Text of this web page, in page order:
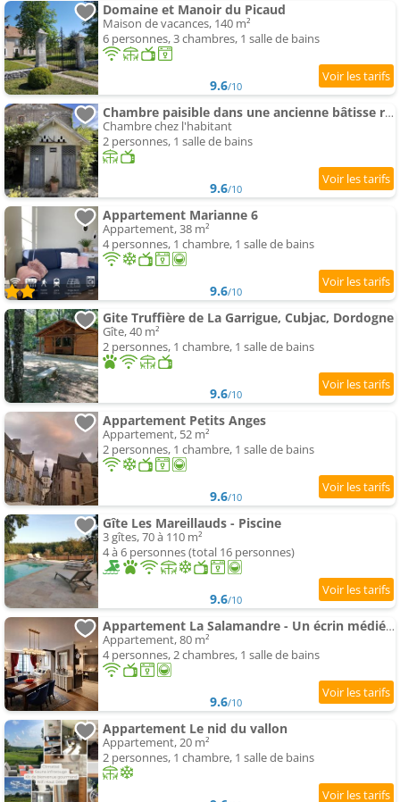
Domaine et Manoir du Picaud
Maison de vacances, 140 m²
6 personnes, 3 chambres, 1 salle de bains
9.6/10
Chambre paisible dans une ancienne bâtisse rénovée
Chambre chez l'habitant
2 personnes, 1 salle de bains
9.6/10
Appartement Marianne 6
Appartement, 38 m²
4 personnes, 1 chambre, 1 salle de bains
9.6/10
Gite Truffière de La Garrigue, Cubjac, Dordogne
Gîte, 40 m²
2 personnes, 1 chambre, 1 salle de bains
9.6/10
Appartement Petits Anges
Appartement, 52 m²
2 personnes, 1 chambre, 1 salle de bains
9.6/10
Gîte Les Mareillauds - Piscine
3 gîtes, 70 à 110 m²
4 à 6 personnes (total 16 personnes)
9.6/10
Appartement La Salamandre - Un écrin médiéval pour vos souvenirs - Imaginez-vous, réveillé par le murmure de Sar
Appartement, 80 m²
4 personnes, 2 chambres, 1 salle de bains
9.6/10
Appartement Le nid du vallon
Appartement, 20 m²
2 personnes, 1 chambre, 1 salle de bains